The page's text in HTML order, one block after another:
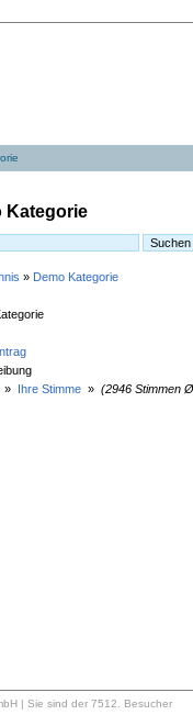
Kategorie
» Demo Kategorie
Ihre Stimme» (2946 Stimmen
| Sie sind der 7512. Besucher